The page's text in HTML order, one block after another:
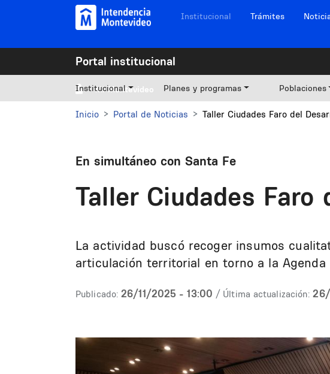
Pasar al contenido principal Navegación sitios
Institucional Trámites
Portal institucional
Mi Montevideo
Institucional Planes y programas Poblaciones
Inicio Portal de Noticias Taller Ciudades Faro del
En simultáneo con Santa Fe
Taller Ciudades
La actividad buscó recoger insumos
articulación territorial en torno a la Agenda
Publicado: 26/11/2025 - 13:00 / Última actualización: